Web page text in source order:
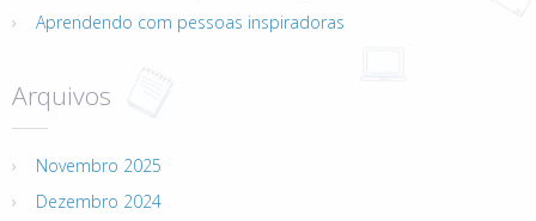
Aprendendo com pessoas inspiradoras
Arquivos
Novembro 2025
Dezembro 2024